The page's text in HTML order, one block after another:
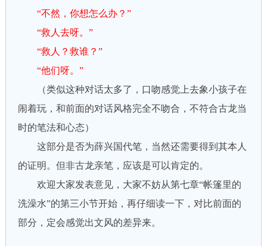
“不然，你想怎么办？”
“救人去呀。”
“救人？救谁？”
“他们呀。”
（类似这种对话太多了，口吻感觉上去象小孩子在
闹着玩，和前面的对话风格完全不吻合，不符合古龙当
时的笔法和心态）
这部分是否为薛兴国代笔，当然还需要得到其本人
的证明。但非古龙亲笔，应该是可以肯定的。
欢迎大家发表意见，大家不妨从第七章“帐篷里的
洗澡水”的第三小节开始，再仔细读一下，对比前面的
部分，定会感觉出文风的差异来。